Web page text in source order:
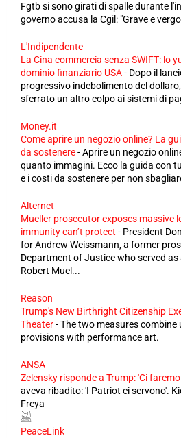
Fgtb si sono girati di spalle durante
governo accusa la Cgil: "Grave e
L'Indipendente
La Cina commercia senza SWIFT: lo
dominio finanziario USA- Dopo il
progressivo indebolimento del
sferrato un altro colpo ai sistemi di
Money.it
Come aprire un negozio online? La
da sostenere-Aprire un negozio
quanto immagini. Ecco la guida con
e i costi da sostenere per non
Alternet
Mueller prosecutor exposes massive
immunity can’t protect - President
for Andrew Weissmann, a former
Department of Justice who served
Robert Muel...
Reason
Trump's New Birthright Citizenship
Theater-The two measures combine
provisions with performance art.
ANSA
Zelensky risponde a Trump: 'Ci
aveva ribadito: 'I Patriot ci servono'.
Freya
PeaceLink